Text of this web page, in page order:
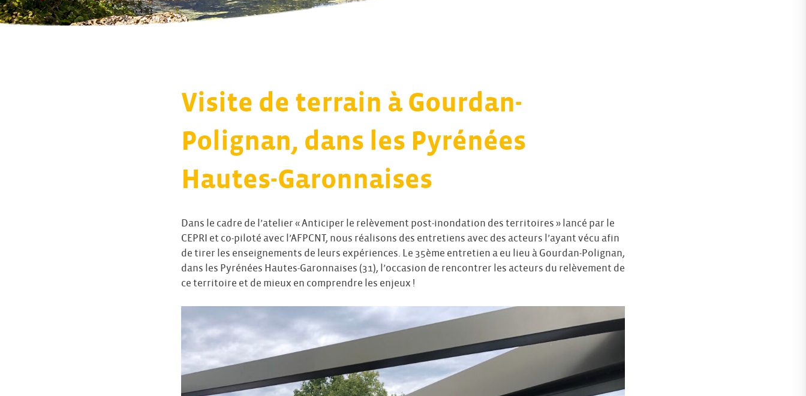
Visite de terrain à Gourdan-
Polignan, dans les Pyrénées
Hautes-Garonnaises
Dans le cadre de l’atelier « Anticiper le relèvement post-inondation des territoires » lancé par le
CEPRI et co-piloté avec l’AFPCNT, nous réalisons des entretiens avec des acteurs l’ayant vécu afin
de tirer les enseignements de leurs expériences. Le 35ème entretien a eu lieu à Gourdan-Polignan,
dans les Pyrénées Hautes-Garonnaises (31), l’occasion de rencontrer les acteurs du relèvement de
ce territoire et de mieux en comprendre les enjeux !